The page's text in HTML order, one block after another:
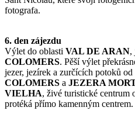
fotografa.
6. den zájezdu
Výlet do oblasti VAL DE ARAN,
COLOMERS. Pěší výlet
jezer, jezírek a zurčících potoků od
COLOMERS a JEZERA
VIELHA, živé turistické centrum
protéká přímo kamenným centrem.